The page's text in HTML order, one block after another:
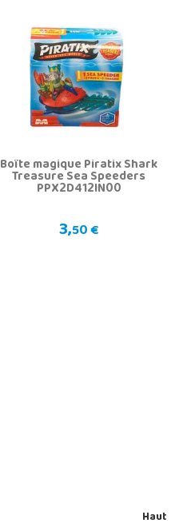
Boîte magique Piratix Shark
Treasure Sea Speeders
PPX2D412IN00
3,50 €
Haut